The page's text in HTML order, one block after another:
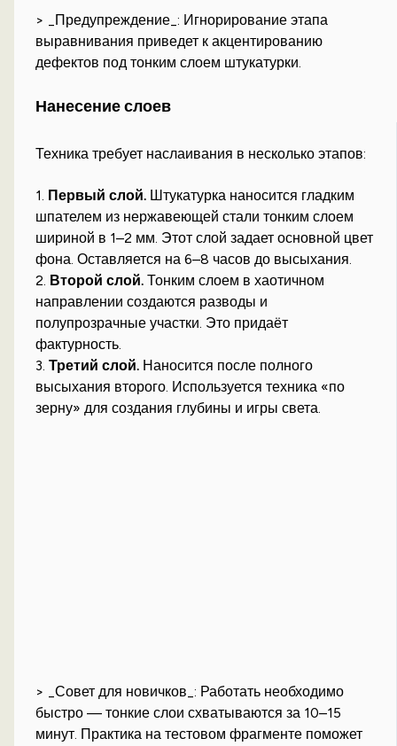
> _Предупреждение_: Игнорирование этапа
выравнивания приведет к акцентированию
дефектов под тонким слоем штукатурки.
Нанесение слоев
Техника требует наслаивания в несколько этапов:
1. Первый слой. Штукатурка наносится гладким
шпателем из нержавеющей стали тонким слоем
шириной в 1–2 мм. Этот слой задает основной цвет
фона. Оставляется на 6–8 часов до высыхания.
2. Второй слой. Тонким слоем в хаотичном
направлении создаются разводы и
полупрозрачные участки. Это придаёт
фактурность.
3.Третий слой. Наносится после полного
высыхания второго. Используется техника «по
зерну» для создания глубины и игры света.
> _Совет для новичков_: Работать необходимо
быстро — тонкие слои схватываются за 10–15
минут. Практика на тестовом фрагменте поможет